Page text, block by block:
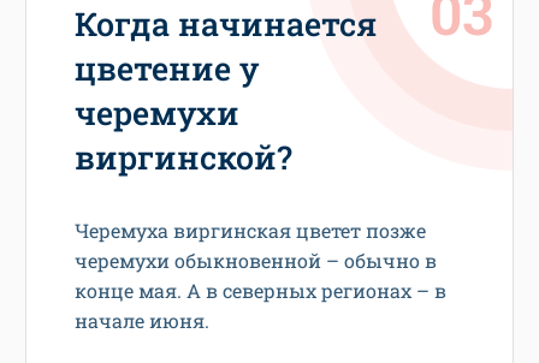
Когда начинается
цветение у
черемухи
виргинской?
Черемуха виргинская цветет позже
черемухи обыкновенной – обычно в
конце мая. А в северных регионах – в
начале июня.